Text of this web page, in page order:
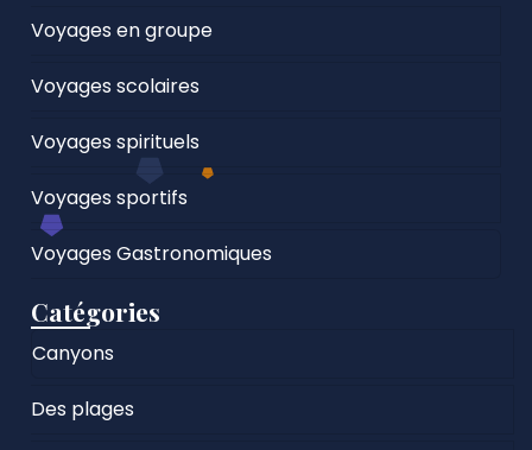
Voyages en groupe
Voyages scolaires
Voyages spirituels
Voyages sportifs
Voyages Gastronomiques
Catégories
Canyons
Des plages